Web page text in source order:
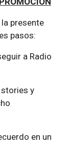
presente
pasos:
a Radio
y
en un